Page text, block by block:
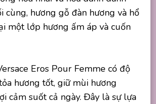
cùng, hương gỗ đàn hương và hổ
một lớp hương ấm áp và cuốn
Eros Pour Femme có độ
hương tốt, giữ mùi hương
cảm suốt cả ngày. Đây là sự lựa